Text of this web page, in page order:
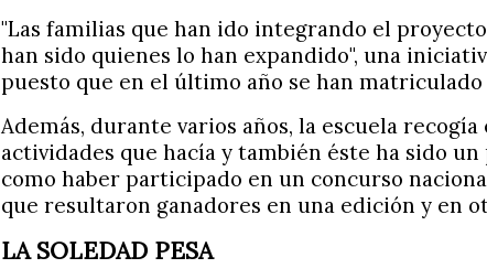
"Las familias que han ido integrando el
han sido quienes lo han expandido", una
puesto que en el último año se han matriculado
Además, durante varios años, la escuela
actividades que hacía y también éste ha sido
como haber participado en un concurso
que resultaron ganadores en una edición y en
LA SOLEDAD PESA